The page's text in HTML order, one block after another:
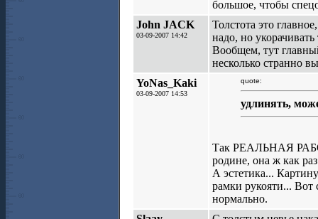
большое, чтобы
John JACK
03-09-2007 14:42
Толстота это
надо, но
Вообщем, тут
несколько странно
YoNas_Kaki
03-09-2007 14:53
quote:
удлинять,
Так РЕАЛЬНАЯ
родине, она ж как
А эстетика...
рамки рукояти... Вот
нормально.